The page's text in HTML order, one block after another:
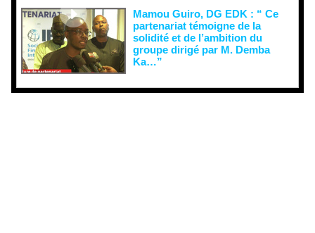
Mamou Guiro, DG EDK : “ Ce
partenariat témoigne de la
solidité et de l’ambition du
groupe dirigé par M. Demba
Ka…”